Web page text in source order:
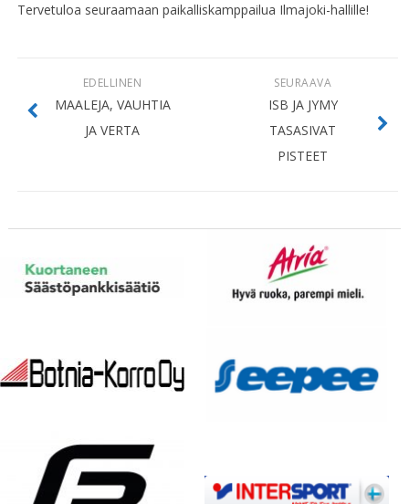
Tervetuloa seuraamaan paikalliskamppailua Ilmajoki-hallille!
SEURAAVA
ISB JA JYMY
TASASIVAT
PISTEET
EDELLINEN
MAALEJA, VAUHTIA
JA VERTA